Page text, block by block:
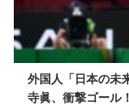
外国人「日本の未
寺眞、衝撃ゴール